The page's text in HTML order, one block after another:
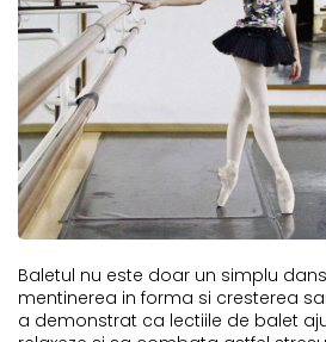
Baletul nu este doar un simplu
mentinerea in forma si cresterea
a demonstrat ca lectiile de balet